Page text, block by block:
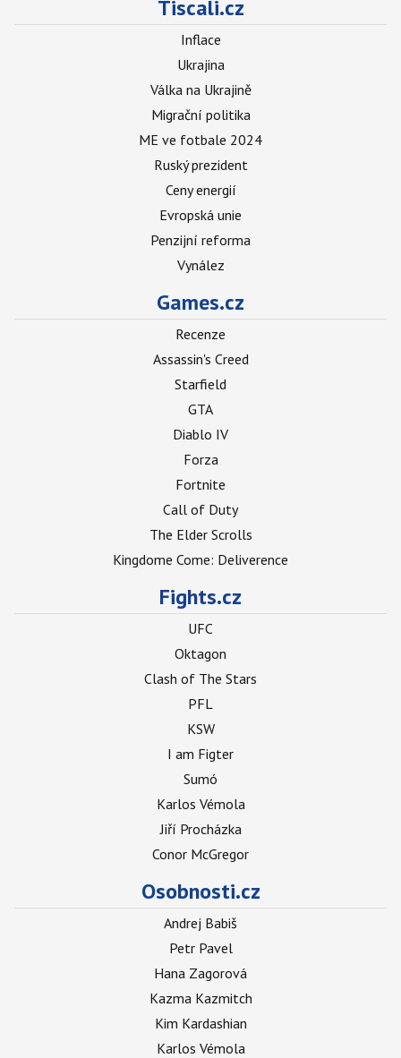
Tiscali.cz
Inflace
Ukrajina
Válka na Ukrajině
Migrační politika
ME ve fotbale 2024
Ruský prezident
Ceny energií
Evropská unie
Penzijní reforma
Vynález
Games.cz
Recenze
Assassin's Creed
Starfield
GTA
Diablo IV
Forza
Fortnite
Call of Duty
The Elder Scrolls
Kingdome Come: Deliverence
Fights.cz
UFC
Oktagon
Clash of The Stars
PFL
KSW
I am Figter
Sumó
Karlos Vémola
Jiří Procházka
Conor McGregor
Osobnosti.cz
Andrej Babiš
Petr Pavel
Hana Zagorová
Kazma Kazmitch
Kim Kardashian
Karlos Vémola